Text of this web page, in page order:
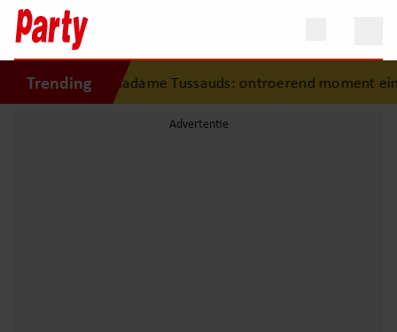
Trending
jonge fan in Madame Tussauds: ontroerend moment